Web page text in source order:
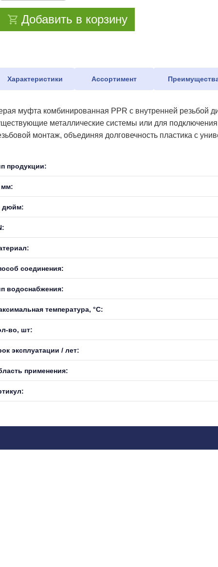
Добавить в корзину
Характеристики Ассортимент
муфта комбинированная PPR с внутренней резьбой
металлические системы или для
монтаж, объединяя долговечность пластика с
продукции:
мм:
дюйм:
соединения:
водоснабжения:
температура, °С:
во, шт:
эксплуатации / лет:
применения: